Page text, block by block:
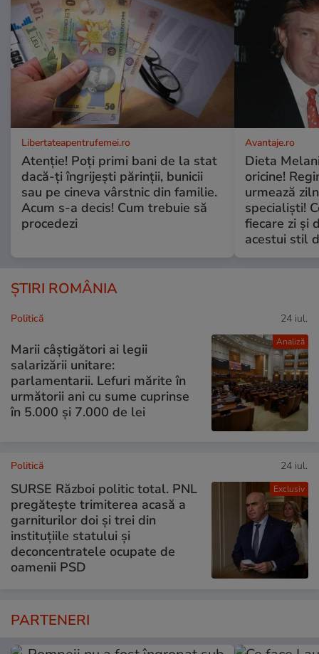
Libertateapentrufemei.ro
Atenție! Poți primi bani de la stat
dacă-ți îngrijești părinții, bunicii
sau pe cineva vârstnic din familie.
Acum s-a decis! Cum trebuie să
procedezi
Avantaje.ro
Dieta
oricine!
urmează
specialiști!
fiecare zi și
acestui stil
ȘTIRI ROMÂNIA
Analiză
Politică 24 iul.
Marii câștigători ai legii
salarizării unitare:
parlamentarii. Lefuri mărite în
următorii ani cu sume cuprinse
în 5.000 și 7.000 de lei
Exclusiv
Politică 24 iul.
SURSE Război politic total. PNL
pregătește trimiterea acasă a
garniturilor doi și trei din
instituțiile statului și
deconcentratele ocupate de
oamenii PSD
PARTENERI